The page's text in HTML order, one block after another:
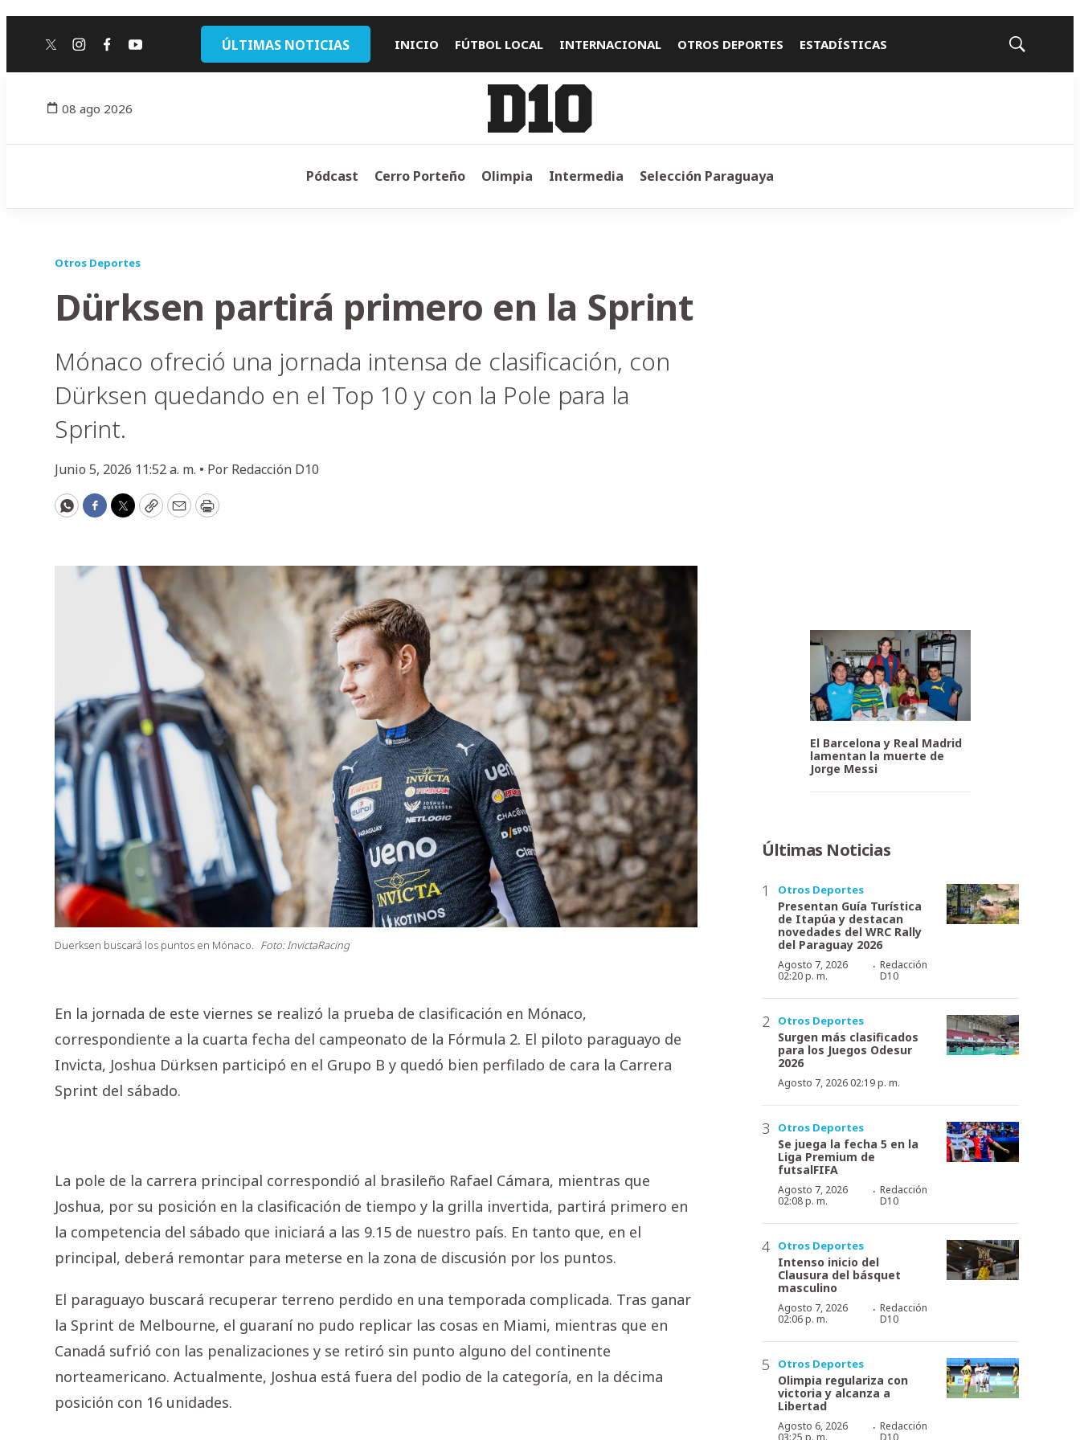
twitterinstagram
facebook
youtube ÚLTIMAS NOTICIAS INICIO FÚTBOL LOCAL INTERNACIONAL OTROS DEPORTES ESTADÍSTICAS
Mostrar
08 ago 2026
Pódcast Cerro Porteño Olimpia Intermedia Selección Paraguaya
Otros Deportes
Dürksen partirá primero en la Sprint
Mónaco ofreció una jornada intensa de clasificación, con
Dürksen quedando en el Top 10 y con la Pole para la
Sprint.
Junio 5, 2026 11:52 a. m. • Por Redacción D10
WhatsApp
Facebook
Twitter
CopyEmailPrint
Duerksen buscará los puntos en Mónaco. Foto: InvictaRacing
En la jornada de este viernes se realizó la prueba de clasificación en Mónaco,
correspondiente a la cuarta fecha del campeonato de la Fórmula 2. El piloto paraguayo de
Invicta, Joshua Dürksen participó en el Grupo B y quedó bien perfilado de cara la Carrera
Sprint del sábado.
La pole de la carrera principal correspondió al brasileño Rafael Cámara, mientras que
Joshua, por su posición en la clasificación de tiempo y la grilla invertida, partirá primero en
la competencia del sábado que iniciará a las 9.15 de nuestro país. En tanto que, en el
principal, deberá remontar para meterse en la zona de discusión por los puntos.
El paraguayo buscará recuperar terreno perdido en una temporada complicada. Tras ganar
la Sprint de Melbourne, el guaraní no pudo replicar las cosas en Miami, mientras que en
Canadá sufrió con las penalizaciones y se retiró sin punto alguno del continente
norteamericano. Actualmente, Joshua está fuera del podio de la categoría, en la décima
posición con 16 unidades.
El Barcelona y Real Madrid
lamentan la muerte de
Jorge Messi
Últimas Noticias
Otros Deportes
Presentan Guía Turística
de Itapúa y destacan
novedades del WRC Rally
del Paraguay 2026
Agosto 7, 2026
02:20 p. m.
· Redacción
D10
Otros Deportes
Surgen más clasificados
para los Juegos Odesur
2026
Agosto 7, 2026 02:19 p. m.
Otros Deportes
Se juega la fecha 5 en la
Liga Premium de
futsalFIFA
Agosto 7, 2026
02:08 p. m.
· Redacción
D10
Otros Deportes
Intenso inicio del
Clausura del básquet
masculino
Agosto 7, 2026
02:06 p. m.
· Redacción
D10
Otros Deportes
Olimpia regulariza con
victoria y alcanza a
Libertad
Agosto 6, 2026
03:25 p. m.
· Redacción
D10